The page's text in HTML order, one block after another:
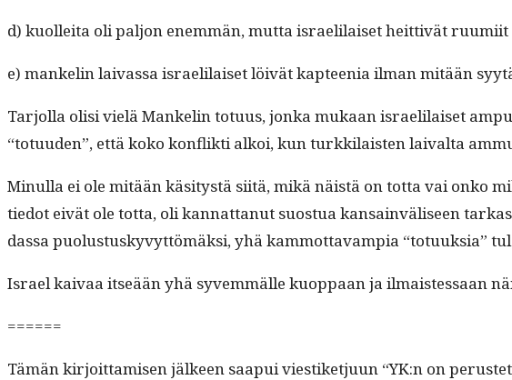
d) kuollei­ta oli paljon enem­män, mut­ta israelilaiset heit­tivät ruumi­it
e) manke­lin laivas­sa israelilaiset löivät kaptee­nia ilman mitään
Tar­jol­la olisi vielä Manke­lin totu­us, jon­ka mukaan israelilaiset
“totu­u­den”, että koko kon­flik­ti alkoi, kun turkki­lais­ten laival­ta
Min­ul­la ei ole mitään käsi­tys­tä siitä, mikä näistä on tot­ta vai onko
tiedot eivät ole tot­ta, oli kan­nat­tanut suos­tua kan­sain­väliseen
das­sa puo­lus­tuskyvyt­tömäk­si, yhä kam­mot­tavampia “totuuk­sia”
Israel kaivaa itseään yhä syvem­mälle kuop­paan ja ilmaistes­saan
======
Tämän kir­joit­tamisen jäl­keen saa­pui viestiketju­un “YK:n on